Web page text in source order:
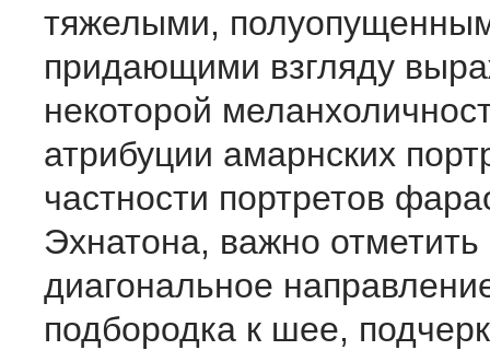
тяжелы­ми,
прида­ющими взгляду
некото­рой
атрибу­ции амарнских
част­ности портретов
Эхнатона, важно отметить
диагональное
подбородка к шее,